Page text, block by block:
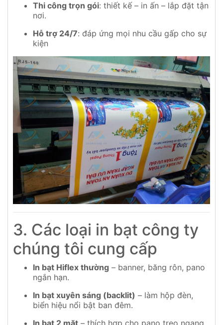
Thi công trọn gói: thiết kế – in ấn – lắp đặt tận
nơi.
Hỗ trợ 24/7: đáp ứng mọi nhu cầu gấp cho sự
kiện
3. Các loại in bạt công ty
chúng tôi cung cấp
In bạt Hiflex thường – banner, băng rôn, pano
ngắn hạn.
In bạt xuyên sáng (backlit) – làm hộp đèn,
biển hiệu nổi bật ban đêm.